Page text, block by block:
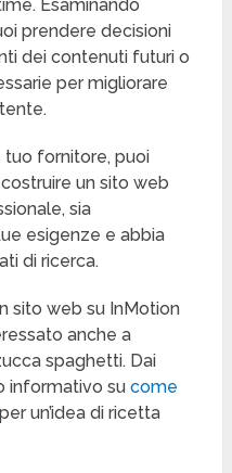
Esaminando
prendere decisioni
dei contenuti futuri o
per migliorare
fornitore, puoi
un sito web
sia
esigenze e abbia
di ricerca.
sito web su InMotion
anche a
spaghetti. Dai
informativo sucome
per un’idea di ricetta